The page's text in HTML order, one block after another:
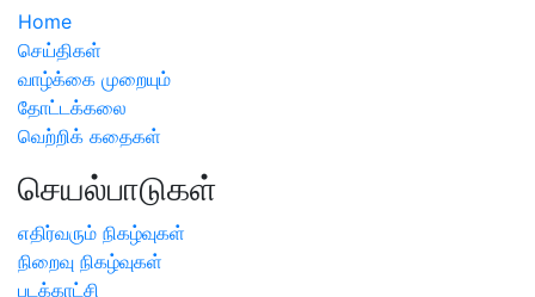
Home
செய்திகள்
வாழ்க்கை முறையும்
தோட்டக்கலை
வெற்றிக் கதைகள்
செயல்பாடுகள்
எதிர்வரும் நிகழ்வுகள்
நிறைவு நிகழ்வுகள்
படக்காட்சி